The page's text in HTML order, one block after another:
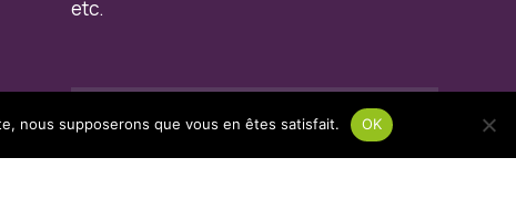
etc.
nous supposerons que vous en êtes satisfait. OK